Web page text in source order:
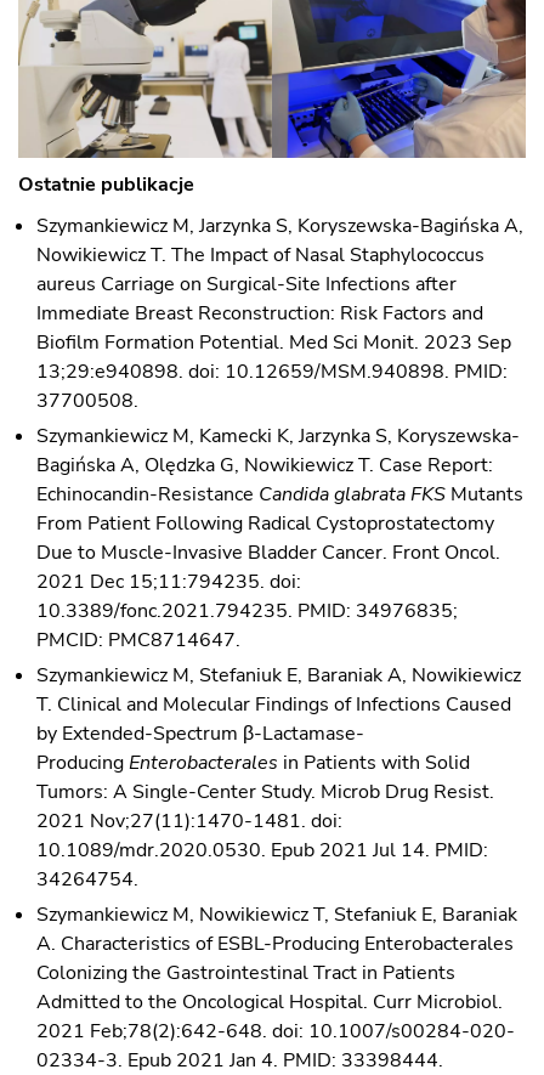
Ostatnie publikacje
Szymankiewicz M, Jarzynka S, Koryszewska-Bagińska A,
Nowikiewicz T. The Impact of Nasal Staphylococcus
aureus Carriage on Surgical-Site Infections after
Immediate Breast Reconstruction: Risk Factors and
Biofilm Formation Potential. Med Sci Monit. 2023 Sep
13;29:e940898. doi: 10.12659/MSM.940898. PMID:
37700508.
Szymankiewicz M, Kamecki K, Jarzynka S, Koryszewska-
Bagińska A, Olędzka G, Nowikiewicz T. Case Report:
Echinocandin-Resistance Candida glabrata FKS Mutants
From Patient Following Radical Cystoprostatectomy
Due to Muscle-Invasive Bladder Cancer. Front Oncol.
2021 Dec 15;11:794235. doi:
10.3389/fonc.2021.794235. PMID: 34976835;
PMCID: PMC8714647.
Szymankiewicz M, Stefaniuk E, Baraniak A, Nowikiewicz
T. Clinical and Molecular Findings of Infections Caused
by Extended-Spectrum β-Lactamase-
ProducingEnterobacterales in Patients with Solid
Tumors: A Single-Center Study. Microb Drug Resist.
2021 Nov;27(11):1470-1481. doi:
10.1089/mdr.2020.0530. Epub 2021 Jul 14. PMID:
34264754.
Szymankiewicz M, Nowikiewicz T, Stefaniuk E, Baraniak
A. Characteristics of ESBL-Producing Enterobacterales
Colonizing the Gastrointestinal Tract in Patients
Admitted to the Oncological Hospital. Curr Microbiol.
2021 Feb;78(2):642-648. doi: 10.1007/s00284-020-
02334-3. Epub 2021 Jan 4. PMID: 33398444.